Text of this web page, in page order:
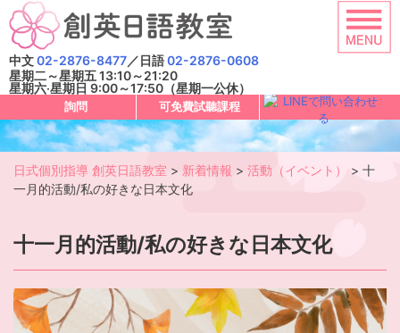
Skip
to
content
中文02-2876-8477／日語02-2876-0608
星期二～星期五 13:10～21:20
星期六‧星期日 9:00～17:50（星期一公休）
詢問 可免費試聽課程
日式個別指導 創英日語教室 > 新着情報 > 活動（イベント） > 十
一月的活動/私の好きな日本文化
十一月的活動/私の好きな日本文化